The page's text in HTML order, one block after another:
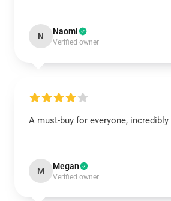
N Naomi
Verified owner
A must-buy for everyone,
M Megan
Verified owner